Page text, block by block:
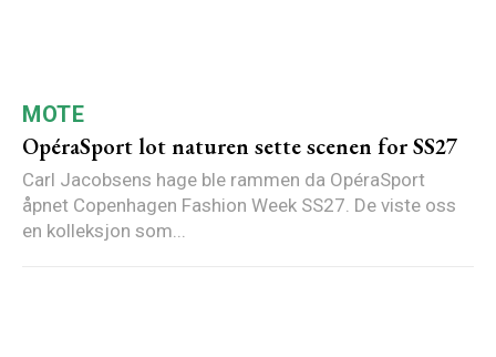
MOTE
OpéraSport lot naturen sette scenen for SS27
Carl Jacobsens hage ble rammen da OpéraSport
åpnet Copenhagen Fashion Week SS27. De viste oss
en kolleksjon som...